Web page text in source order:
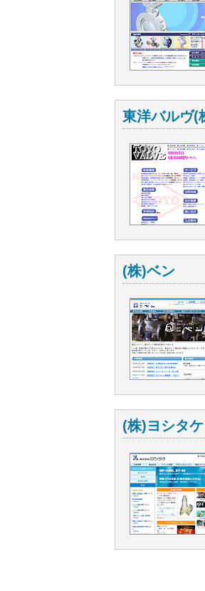
東洋バルヴ(
(株)ベン
(株)ヨシタケ